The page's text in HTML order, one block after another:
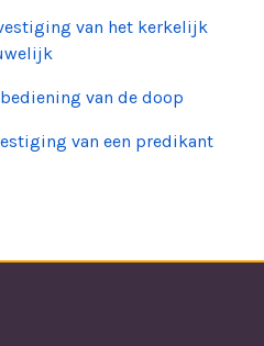
van het kerkelijk
van de doop
van een predikant